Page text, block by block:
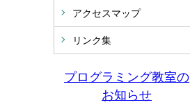
アクセスマップ
リンク集
プログラミング教室の
お知らせ